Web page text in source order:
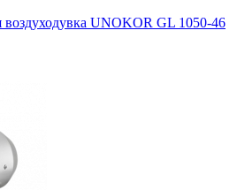
UNOKOR GL 1050-46